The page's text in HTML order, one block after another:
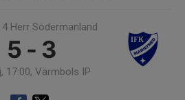
4 Herr Södermanland
5 - 3
17:00, Värmbols IP